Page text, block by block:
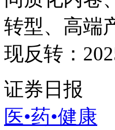
转型、高端
现反转：
证券日报
医•药•健康